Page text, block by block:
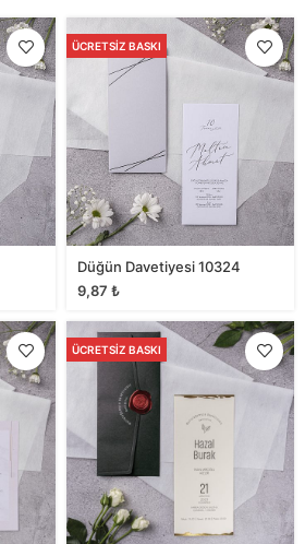
ÜCRETSIZ BASKI
Düğün Davetiyesi 10324
9,87 ₺
ÜCRETSIZ BASKI